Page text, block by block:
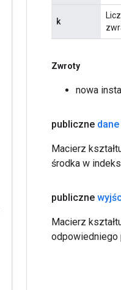
k
Zwroty
nowa
publiczne
Macierz
środka w
publiczne
Macierz
odpowiedniego